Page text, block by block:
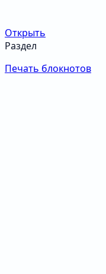
Открыть
Раздел
Печать блокнотов